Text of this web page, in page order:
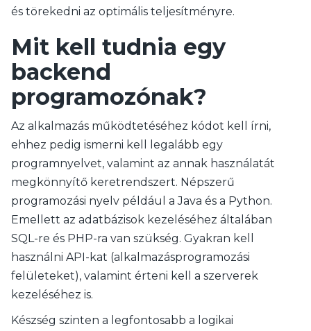
és törekedni az optimális teljesítményre.
Mit kell tudnia egy
backend
programozónak?
Az alkalmazás működtetéséhez kódot kell írni,
ehhez pedig ismerni kell legalább egy
programnyelvet, valamint az annak használatát
megkönnyítő keretrendszert. Népszerű
programozási nyelv például a Java és a Python.
Emellett az adatbázisok kezeléséhez általában
SQL-re és PHP-ra van szükség. Gyakran kell
használni API-kat (alkalmazásprogramozási
felületeket), valamint érteni kell a szerverek
kezeléséhez is.
Készség szinten a legfontosabb a logikai